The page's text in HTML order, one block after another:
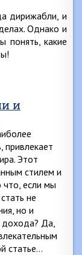
дирижабли, и
Однако и
понять, какие
и
Этот
стилем и
что, если мы
не
но и
дохода? Да,
статье…